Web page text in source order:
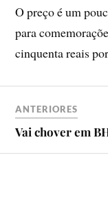
O preço é um
para
cinquenta reais
ANTERIORES
Vai chover em